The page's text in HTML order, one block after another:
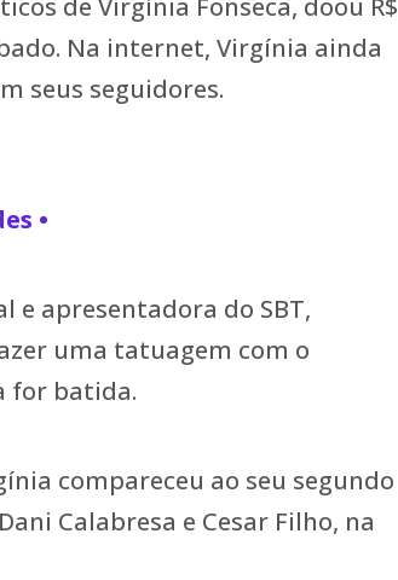
de Virgínia Fonseca, doou R$
Na internet, Virgínia ainda
seus seguidores.
•
e apresentadora do SBT,
uma tatuagem com o
for batida.
compareceu ao seu segundo
Calabresa e Cesar Filho, na